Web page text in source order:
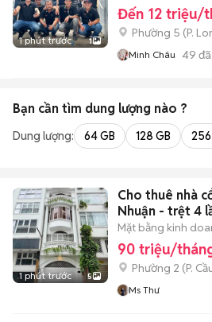
1 phút trước 1
Đến 12 triệu/
Phường 5 (P.
Minh Châu 49
Bạn cần tìm dung lượng nào ?
Dung lượng: 64 GB 128 GB 256
1 phút trước 5
Cho thuê nhà cổ điển Hoa Lan Phú
Nhuận - trệt 4
Mặt bằng kinh
90 triệu/
Phường 2 (P.
Ms Thư